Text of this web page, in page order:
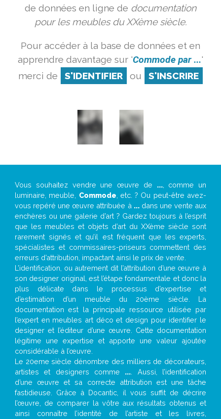
de données en ligne de documentation
pour les meubles du XXème siècle.
Pour accéder à la base de données et en
apprendre davantage sur 'Commode par ...'
merci de
S'IDENTIFIER ou S'INSCRIRE
Vous souhaitez vendre une œuvre de ..., comme un
luminaire, meuble, Commode , etc. ? Ou peut-être avez-
vous repéré une œuvre attribuée à ...dans une vente aux
enchères ou une galerie d’art ? Gardez toujours à l’esprit
que les meubles et objets d’art du XXème siècle sont
rarement signés et qu’il est fréquent que les experts,
spécialistes et commissaires-priseurs commettent des
erreurs d’attribution, impactant ainsi le prix de vente.
L’identification, ou autrement dit l’attribution d’une œuvre à
son designer original, est l’étape fondamentale et donc la
plus délicate dans le processus d’expertise et
d’estimation d’un meuble du 20ème siècle. La
documentation est la principale ressource utilisée par
l’expert en meubles art déco et design pour identifier le
designer et l’éditeur d’une œuvre. Cette documentation
légitime une expertise et apporte une valeur ajoutée
considérable à l’œuvre.
Le 20eme siècle dénombre des milliers de décorateurs,
artistes et designers comme ... . Aussi, l’identification
d’une œuvre et sa correcte attribution est une tâche
fastidieuse. Grâce à Docantic, il vous suffit de décrire
l’œuvre, de comparer la vôtre aux résultats obtenus et
ainsi connaître l’identité de l’artiste et les livres,